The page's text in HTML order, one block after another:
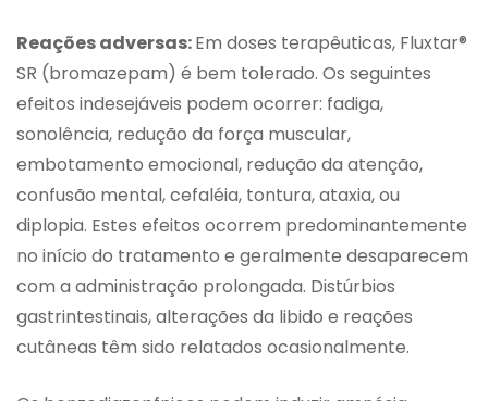
Reações adversas:Em doses terapêuticas, Fluxtar®
SR (bromazepam) é bem tolerado. Os seguintes
efeitos indesejáveis podem ocorrer: fadiga,
sonolência, redução da força muscular,
embotamento emocional, redução da atenção,
confusão mental, cefaléia, tontura, ataxia, ou
diplopia. Estes efeitos ocorrem predominantemente
no início do tratamento e geralmente desaparecem
com a administração prolongada. Distúrbios
gastrintestinais, alterações da libido e reações
cutâneas têm sido relatados ocasionalmente.